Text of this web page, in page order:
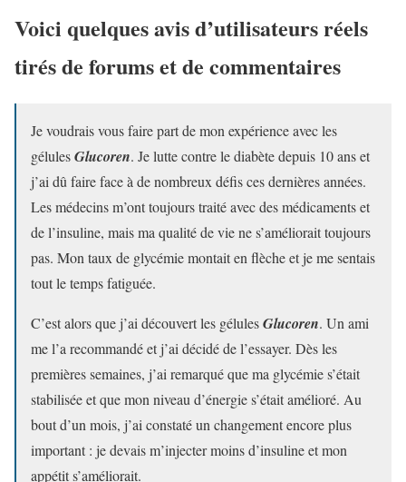
Voici quelques avis d’utilisateurs réels
tirés de forums et de commentaires
Je voudrais vous faire part de mon expérience avec les
gélulesGlucoren. Je lutte contre le diabète depuis 10 ans et
j’ai dû faire face à de nombreux défis ces dernières années.
Les médecins m’ont toujours traité avec des médicaments et
de l’insuline, mais ma qualité de vie ne s’améliorait toujours
pas. Mon taux de glycémie montait en flèche et je me sentais
tout le temps fatiguée.
C’est alors que j’ai découvert les gélulesGlucoren. Un ami
me l’a recommandé et j’ai décidé de l’essayer. Dès les
premières semaines, j’ai remarqué que ma glycémie s’était
stabilisée et que mon niveau d’énergie s’était amélioré. Au
bout d’un mois, j’ai constaté un changement encore plus
important : je devais m’injecter moins d’insuline et mon
appétit s’améliorait.